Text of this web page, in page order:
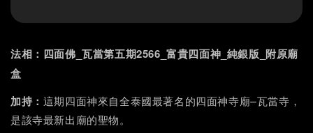
法相：四面佛_瓦當第五期2566_富貴四面神_純銀版_附原廟
盒
加持： 這期四面神來自全泰國最著名的四面神寺廟—瓦當寺，
是該寺最新出廟的聖物。